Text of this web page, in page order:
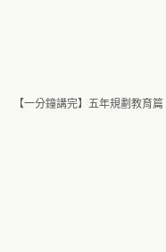
【一分鐘講完】五年規劃教育篇